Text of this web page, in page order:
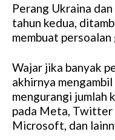
Perang Ukraina
tahun kedua,
membuat
Wajar jika banyak
akhirnya
mengurangi jumlah
pada Meta, Twitter
Microsoft, dan